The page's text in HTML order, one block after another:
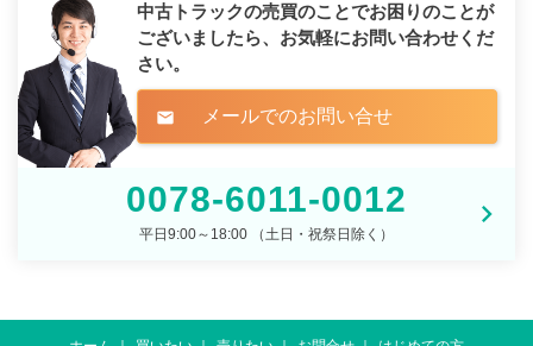
中古トラックの売買のことでお困りのことが
ございましたら、 お気軽にお問い合わせくだ
さい。
mail メールでのお問い合せ
0078-6011-0012
平日9:00～18:00 （土日・祝祭日除く）